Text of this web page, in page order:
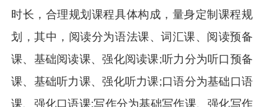
时长，合理规划课程具体构成，量身定制课程规
划，其中，阅读分为语法课、词汇课、阅读预备
课、基础阅读课、强化阅读课;听力分为听口预备
课、基础听力课、强化听力课;口语分为基础口语
课、强化口语课;写作分为基础写作课、强化写作